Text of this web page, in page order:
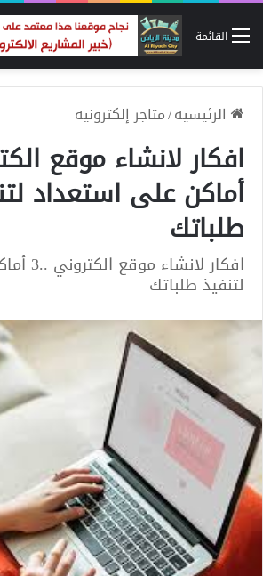
القائمة
الرئيسية/متاجر إلكترونية
أماكن على استعداد
طلباتك
افكار
لتنفيذ طلباتك